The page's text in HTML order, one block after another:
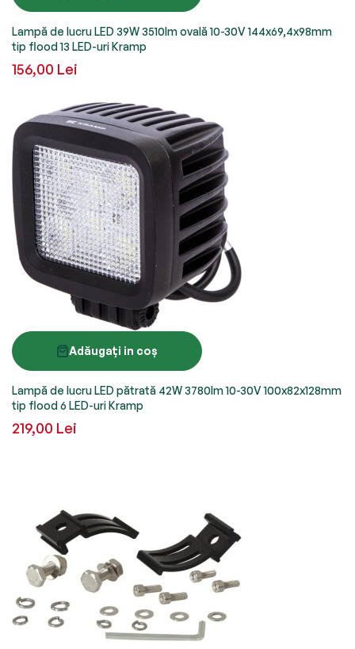
Lampă de lucru LED 39W 3510lm ovală 10-30V 144x69,4x98mm
tip flood 13 LED-uri Kramp
156,00 Lei
Adăugați in coș
Lampă de lucru LED pătrată 42W 3780lm 10-30V 100x82x128mm
tip flood 6 LED-uri Kramp
219,00 Lei